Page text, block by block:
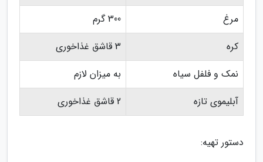
مرغ
300 گرم
کره
3 قاشق غذاخوری
نمک و فلفل سیاه
به میزان لازم
آبلیموی تازه
2 قاشق غذاخوری
دستور تهیه: